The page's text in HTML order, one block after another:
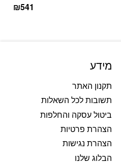
₪541
מידע
תקנון האתר
תשובות לכל השאלות
ביטול עסקה והחלפות
הצהרת פרטיות
הצהרת נגישות
הבלוג שלנו